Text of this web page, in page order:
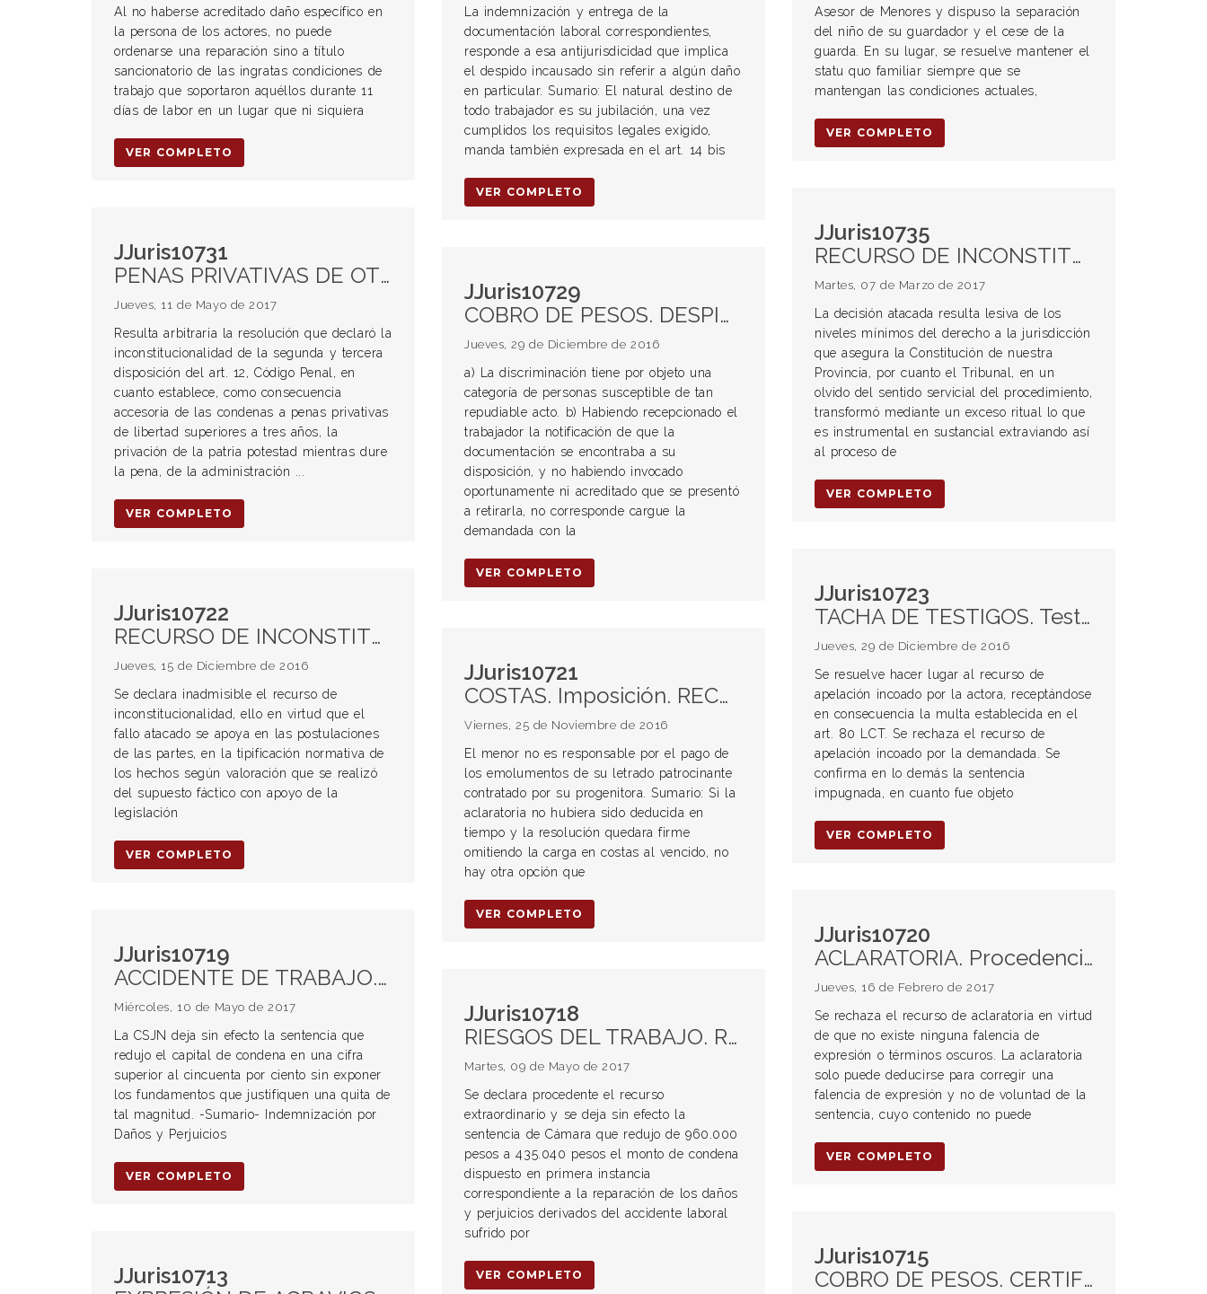
Asesor de Menores y dispuso la separación
del niño de su guardador y el cese de la
guarda. En su lugar, se resuelve mantener el
statu quo familiar siempre que se
mantengan las condiciones actuales,
VER COMPLETO
Al no haberse acreditado daño específico en
la persona de los actores, no puede
ordenarse una reparación sino a título
sancionatorio de las ingratas condiciones de
trabajo que soportaron aquéllos durante 11
días de labor en un lugar que ni siquiera
VER COMPLETO
La indemnización y entrega de la
documentación laboral correspondientes,
responde a esa antijurisdicidad que implica
el despido incausado sin referir a algún daño
en particular. Sumario: El natural destino de
todo trabajador es su jubilación, una vez
cumplidos los requisitos legales exigido,
manda también expresada en el art. 14 bis
VER COMPLETO
JJuris10735
RECURSO DE INCONSTITUCIONALIDAD. PROCEDENCIA. EXCESIVO RIGOR FORMAL. NULIDAD PROCESAL. REPRESENTACION PROCESAL. MANDATO. INEXISTENCIA. DERECHO A LA JURISDICCION. CORTE SUPREMA DE JUSTICIA DE LA NACION. JURISPRUDENCIA. APARTAMIENTO. Juez. Deber. Verdad jurídica objetiva.
Martes, 07 de Marzo de 2017
La decisión atacada resulta lesiva de los
niveles mínimos del derecho a la jurisdicción
que asegura la Constitución de nuestra
Provincia, por cuanto el Tribunal, en un
olvido del sentido servicial del procedimiento,
transformó mediante un exceso ritual lo que
es instrumental en sustancial extraviando así
al proceso de
VER COMPLETO
JJuris10731
PENAS PRIVATIVAS DE OTROS DERECHOS. Parte 2 y 3, art. 12, Código Penal. Constitucionalidad.
Jueves, 11 de Mayo de 2017
Resulta arbitraria la resolución que declaró la
inconstitucionalidad de la segunda y tercera
disposición del art. 12, Código Penal, en
cuanto establece, como consecuencia
accesoria de las condenas a penas privativas
de libertad superiores a tres años, la
privación de la patria potestad mientras dure
la pena, de la administración ...
VER COMPLETO
JJuris10729
COBRO DE PESOS. DESPIDO DISCRIMINATORIO. Multa art. 80 LCT. Despido sin expresión de causa. Onus probandi. Enfermedad inculpable. Malicia dolosa. DESPIDO REPRESALIA. Ausencia prolongada. Salud deficiente. Incapacidad permanente.
Jueves, 29 de Diciembre de 2016
a) La discriminación tiene por objeto una
categoría de personas susceptible de tan
repudiable acto. b) Habiendo recepcionado el
trabajador la notificación de que la
documentación se encontraba a su
disposición, y no habiendo invocado
oportunamente ni acreditado que se presentó
a retirarla, no corresponde cargue la
demandada con la
VER COMPLETO
JJuris10723
TACHA DE TESTIGOS. Testigos. Indemnización. Remuneración. Jornada de trabajo despido por abandono de trabajo. Multas. Art. 10 ley 24.013. Art 15 ley 24013. Art. 2 ley 25323. Certificado de trabajo. Seguridad social. ANSES. Certificación de servicios y remuneraciones. Salario. Encargado. Establecimientos gastronómicos. Empleado jerárquico. Declaraciones testimoniales. Base salarial. Salario no registrado. Pericia contable. Exhibición de libros. Art. 51 CPL. Vivienda personal. Art. 105 inc d) LCT. Prestaciones complementarias. Comodato de casa-habitación de propiedad del empleador. Piezas postales. Corrección registro. Art. 11 ley 24013. AFIP. Abandono trabajo. Despido indirecto. Extensión de responsabilidad a socios.
Jueves, 29 de Diciembre de 2016
Se resuelve hacer lugar al recurso de
apelación incoado por la actora, receptándose
en consecuencia la multa establecida en el
art. 80 LCT. Se rechaza el recurso de
apelación incoado por la demandada. Se
confirma en lo demás la sentencia
impugnada, en cuanto fue objeto
VER COMPLETO
JJuris10722
RECURSO DE INCONSTITUCIONALIDAD. Características. Sentencia arbitraria.
Jueves, 15 de Diciembre de 2016
Se declara inadmisible el recurso de
inconstitucionalidad, ello en virtud que el
fallo atacado se apoya en las postulaciones
de las partes, en la tipificación normativa de
los hechos según valoración que se realizó
del supuesto fáctico con apoyo de la
legislación
VER COMPLETO
JJuris10721
COSTAS. Imposición. RECURSO DE ACLARATORIA. Efecto. JUICIO DE ALIMENTOS. Letrado. Obligado al pago.
Viernes, 25 de Noviembre de 2016
El menor no es responsable por el pago de
los emolumentos de su letrado patrocinante
contratado por su progenitora. Sumario: Si la
aclaratoria no hubiera sido deducida en
tiempo y la resolución quedara firme
omitiendo la carga en costas al vencido, no
hay otra opción que
VER COMPLETO
JJuris10720
ACLARATORIA. Procedencia. Requisitos.
Jueves, 16 de Febrero de 2017
Se rechaza el recurso de aclaratoria en virtud
de que no existe ninguna falencia de
expresión o términos oscuros. La aclaratoria
solo puede deducirse para corregir una
falencia de expresión y no de voluntad de la
sentencia, cuyo contenido no puede
VER COMPLETO
JJuris10719
ACCIDENTE DE TRABAJO. Reparación por la vía del derecho civil.
Miércoles, 10 de Mayo de 2017
La CSJN deja sin efecto la sentencia que
redujo el capital de condena en una cifra
superior al cincuenta por ciento sin exponer
los fundamentos que justifiquen una quita de
tal magnitud. -Sumario- Indemnización por
Daños y Perjuicios
VER COMPLETO
JJuris10718
RIESGOS DEL TRABAJO. Responsabilidad civil. Indemnización. Reducción. Arbitrariedad.
Martes, 09 de Mayo de 2017
Se declara procedente el recurso
extraordinario y se deja sin efecto la
sentencia de Cámara que redujo de 960.000
pesos a 435.040 pesos el monto de condena
dispuesto en primera instancia
correspondiente a la reparación de los daños
y perjuicios derivados del accidente laboral
sufrido por
VER COMPLETO
JJuris10715
COBRO DE PESOS. CERTIFICACION DE SERVICIOS. TACHA DE TESTIGOS. Horas extraordinarias. Art. 1 ley 25323. Art. 2 Ley 25323. Art. 92 bis LCT. Prueba testimonial. Motivación laboral art. 221 CPCC. Parcialidad de testigo. Registro fraudulento de inicio contractual. Periodo de prueba. Despido directo. Chofer repartidor. CCT 139/90. Embrago bancario. Remuneración. DEMANDA DE RENDICION DE CUENTAS. Administración de empresa comercial. Disolución de sociedad conyugal. Contestación extemporánea de la demanda. Art. 143 CPC. Art. 413 CPC. Juicio de Rendición de Cuentas. Art. 1272 del Código Civil. Indivisión post-comunitaria. Art. 481 y 485 Código Civil y Comercial. Art. 26 de la ley 10.160.
JJuris10713